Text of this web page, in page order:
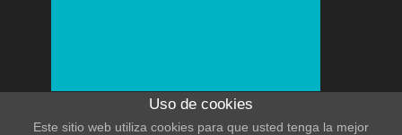
Uso de cookies
Este sitio web utiliza cookies para que usted tenga la mejor